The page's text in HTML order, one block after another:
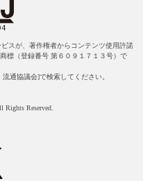
スが、著作権者からコンテンツ使用許諾
標（登録番号 第６０９１７１３号）で
通協議会]で検索してください。
Reserved.